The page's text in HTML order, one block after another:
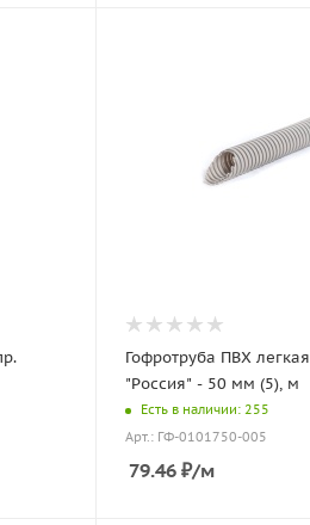
Гофротруба ПВХ легкая
"Россия" - 50 мм (5), м
Есть в наличии: 255
Арт.: ГФ-0101750-005
79.46 ₽/м